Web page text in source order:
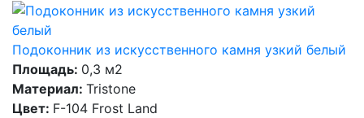
Подоконник из искусственного камня узкий белый
Площадь: 0,3 м2
Материал: Tristone
Цвет: F-104 Frost Land